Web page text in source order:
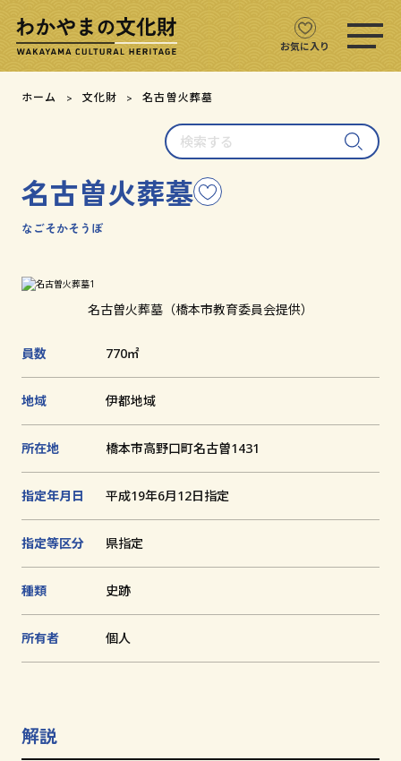
お気に入り
ー
開
文化財をさがす
文化財マップ
テーマからさがす
文化財クイズ
文化財をめぐる
用語集
文化財とは
和歌山の世界遺産
文化財に関する資料
お知らせ
サイトの利用方法
プライバシーポリシー
サイトマップ
和歌山県教育庁生涯学習局文化遺産課
ホーム 文化財 名古曽火葬墓
検
索
名古曽火葬墓こ
の
お
気
り
なごそかそうぼ
名古曽火葬墓（橋本市教育委員会提供）
員数 770㎡
地域 伊都地域
所在地 橋本市高野口町名古曽1431
指定年月日 平成19年6月12日指定
指定等区分 県指定
種類 史跡
所有者 個人
解説